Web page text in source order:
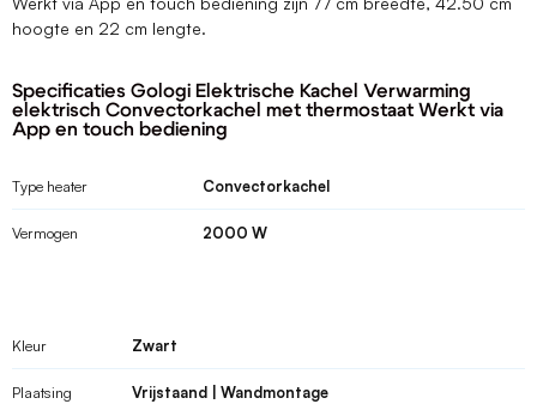
hoogte en 22 cm lengte.
Specificaties Gologi Elektrische Kachel Verwarming
elektrisch Convectorkachel met thermostaat Werkt via
App en touch bediening
Type heater Convectorkachel
Vermogen 2000 W
Kleur Zwart
Plaatsing Vrijstaand | Wandmontage